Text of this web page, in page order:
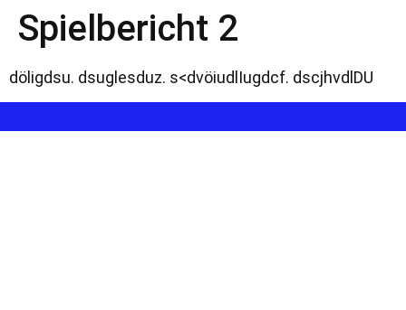
Spielbericht 2
döligdsu. dsuglesduz. s<dvöiudlIugdcf. dscjhvdlDU